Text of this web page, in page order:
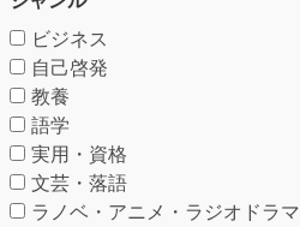
ビジネス
自己啓発
教養
語学
実用・資格
文芸・落語
ラノベ・アニメ・ラジオドラマ